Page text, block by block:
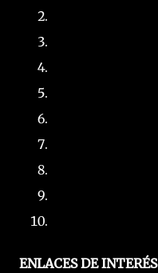
ENLACES DE INTERÉS